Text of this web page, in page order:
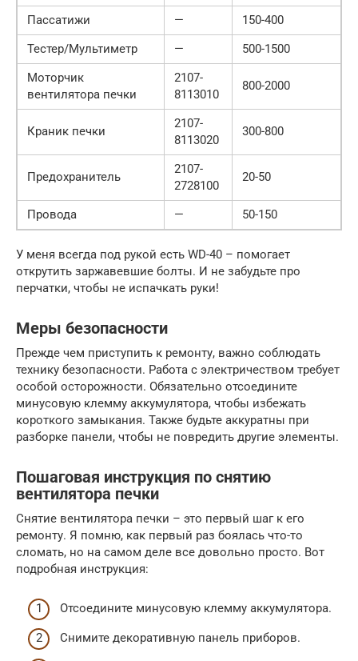
Пассатижи —
150-400
Тестер/Мультиметр
—
500-1500
Моторчик
вентилятора печки
2107-
8113010
800-2000
Краник печки
2107-
8113020
300-800
Предохранитель
2107-
2728100
20-50
Провода — 50-150
У меня всегда под рукой есть WD-40 – помогает
открутить заржавевшие болты. И не забудьте про
перчатки, чтобы не испачкать руки!
Меры безопасности
Прежде чем приступить к ремонту, важно соблюдать
технику безопасности. Работа с электричеством требует
особой осторожности. Обязательно отсоедините
минусовую клемму аккумулятора, чтобы избежать
короткого замыкания. Также будьте аккуратны при
разборке панели, чтобы не повредить другие элементы.
Пошаговая инструкция по снятию
вентилятора печки
Снятие вентилятора печки – это первый шаг к его
ремонту. Я помню, как первый раз боялась что-то
сломать, но на самом деле все довольно просто. Вот
подробная инструкция:
Отсоедините минусовую клемму аккумулятора.
Снимите декоративную панель приборов.